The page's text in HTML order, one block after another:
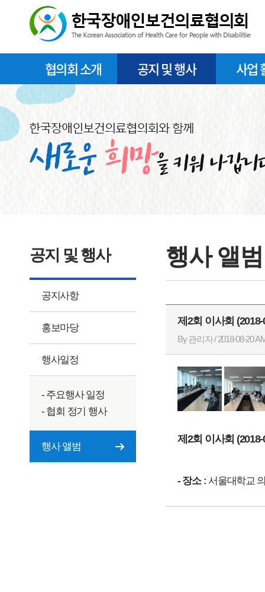
협의회 소개 공지 및 행사 사업
공지 및 행사
공지사항
홍보마당
행사일정
- 주요행사 일정
- 협회 정기 행사
행사 앨범
행사 앨범
제2회 이사회 (2018-
By 관리자 / 2018-08-20
제2회 이사회 (2018-
- 장소 : 서울대학교